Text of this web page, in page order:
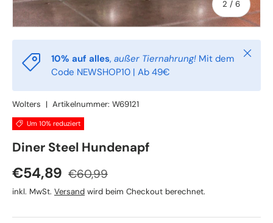
2 / von
6
10% auf alles, außer Tiernahrung! Mit dem
Code NEWSHOP10 | Ab 49€
Wolters | Artikelnummer: W69121
Um 10% reduziert
Wolters
Diner Steel Hundenapf
Verkaufspreis
€54,89 Normaler Preis
€60,99
inkl. MwSt. Versand wird beim Checkout berechnet.